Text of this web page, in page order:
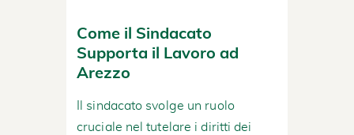
Come il Sindacato
Supporta il Lavoro ad
Arezzo
Il sindacato svolge un ruolo
cruciale nel tutelare i diritti dei